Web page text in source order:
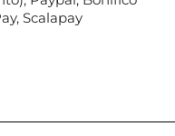
Scalapay